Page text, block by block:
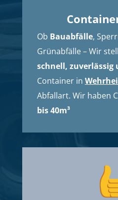
Ob Bauabfälle,
Grünabfälle – Wir
schnell, zuverlässig
Container in
Abfallart. Wir haben
bis 40m³